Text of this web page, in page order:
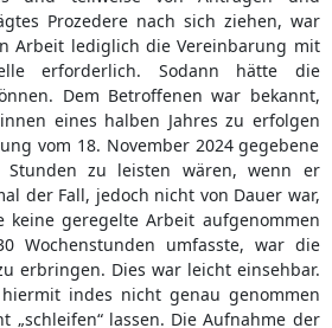
Prozedere nach sich ziehen, war
Arbeit lediglich die Vereinbarung mit
erforderlich. Sodann hätte die
Dem Betroffenen war bekannt,
eines halben Jahres zu erfolgen
vom 18. November 2024 gegebene
Stunden zu leisten wären, wenn er
der Fall, jedoch nicht von Dauer war,
keine geregelte Arbeit aufgenommen
Wochenstunden umfasste, war die
erbringen. Dies war leicht einsehbar.
indes nicht genau genommen
„schleifen“ lassen. Die Aufnahme der